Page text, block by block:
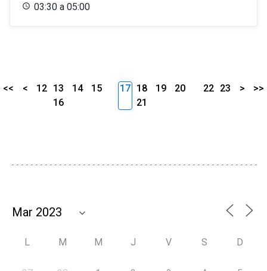
03:30 a 05:00
<< < 12 13 14
15
16
17 18 19
20
21
22 23 > >>
L M M J V S D